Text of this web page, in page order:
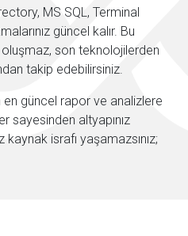
MS SQL, Terminal
güncel kalır. Bu
oluşmaz, son teknolojilerden
takip edebilirsiniz.
güncel rapor ve analizlere
sayesinden altyapınız
israfı yaşamazsınız;